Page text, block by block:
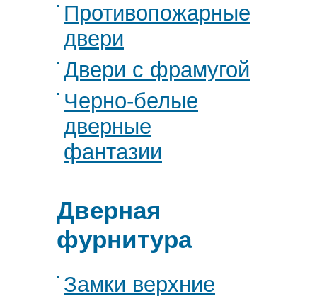
Противопожарные
двери
Двери с фрамугой
Черно-белые
дверные
фантазии
Дверная
фурнитура
Замки верхние